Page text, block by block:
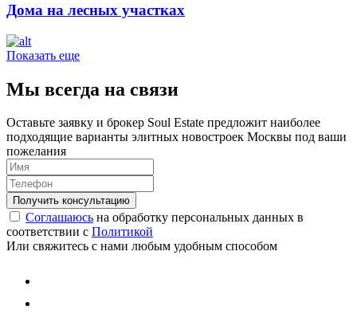
Дома на лесных участках
Показать еще
Мы всегда на связи
Оставьте заявку и брокер Soul Estate предложит наиболее
подходящие варианты элитных новостроек Москвы под ваши
пожелания
Соглашаюсь на обработку персональных данных в
соответствии с Политикой
Или свяжитесь с нами любым удобным способом